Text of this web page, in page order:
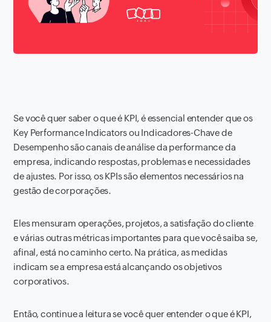
Se você quer saber o que é KPI, é essencial entender que os
Key Performance Indicators ou Indicadores-Chave de
Desempenho são canais de análise da performance da
empresa, indicando respostas, problemas e necessidades
de ajustes. Por isso, os KPIs são elementos necessários na
gestão de corporações.
Eles mensuram operações, projetos, a satisfação do cliente
e várias outras métricas importantes para que você saiba se,
afinal, está no caminho certo. Na prática, as medidas
indicam se a empresa está alcançando os objetivos
corporativos.
Então, continue a leitura se você quer entender o que é KPI,